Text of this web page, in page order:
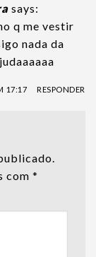
says:
q me vestir
nada da
17:17 RESPONDER
com *